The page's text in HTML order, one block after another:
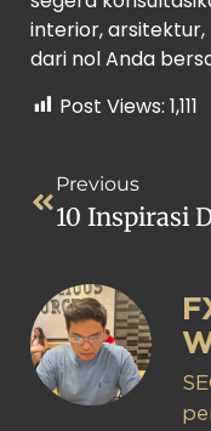
interior,
dari nol Anda
Post Views: 1,111
Previous